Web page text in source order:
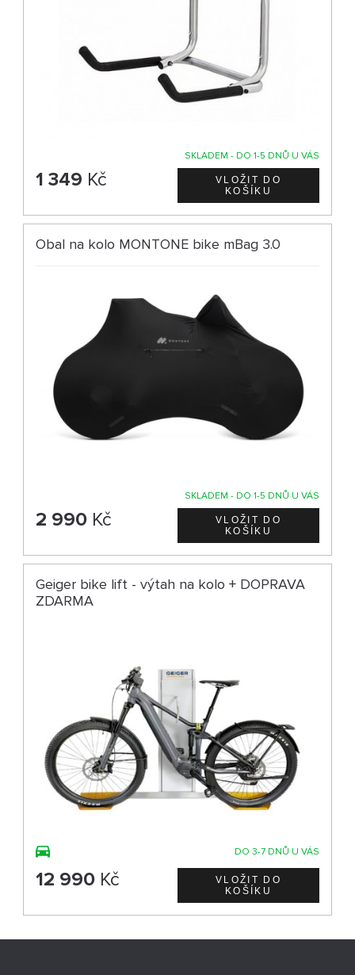
SKLADEM - DO 1-5 DNŮ U VÁS
1 349 Kč
Obal na kolo MONTONE bike mBag 3.0
SKLADEM - DO 1-5 DNŮ U VÁS
2 990 Kč
Geiger bike lift - výtah na kolo + DOPRAVA
ZDARMA
DO 3-7 DNŮ U VÁS
12 990 Kč